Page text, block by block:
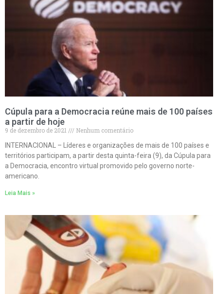
Cúpula para a Democracia reúne mais de 100 países
a partir de hoje
9 de dezembro de 2021
Nenhum comentário
INTERNACIONAL – Líderes e organizações de mais de 100 países e
territórios participam, a partir desta quinta-feira (9), da Cúpula para
a Democracia, encontro virtual promovido pelo governo norte-
americano.
Leia Mais »